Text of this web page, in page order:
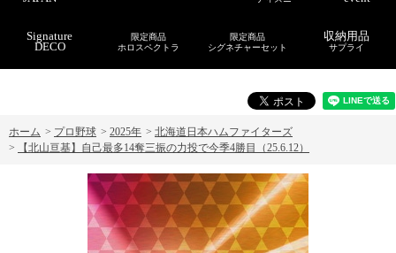
Signature
DECO
限定商品
ホロスペクトラ
限定商品
シグネチャーセット
収納用品
サプライ
ホーム > プロ野球 > 2025年 > 北海道日本ハムファイターズ
>
【北山亘基】自己最多14奪三振の力投で今季4勝目（25.6.12）